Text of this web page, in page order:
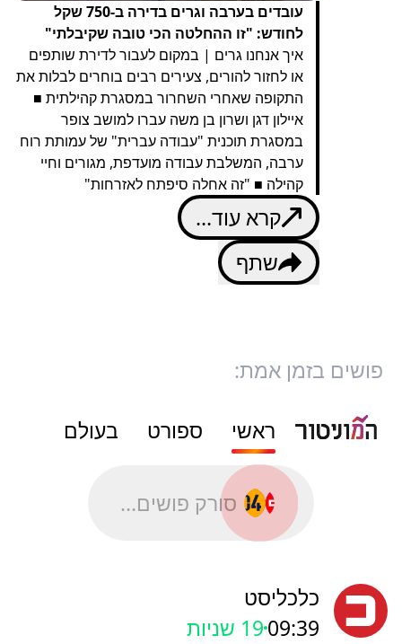
עובדים בערבה וגרים בדירה ב-750 שקל
לחודש: "זו ההחלטה הכי טובה שקיבלתי"
איך אנחנו גרים | במקום לעבור לדירת שותפים
או לחזור להורים, צעירים רבים בוחרים לבלות את
התקופה שאחרי השחרור במסגרת קהילתית ■
איילון דגן ושרון בן משה עברו למושב צופר
במסגרת תוכנית "עבודה עברית" של עמותת רוח
ערבה, המשלבת עבודה מועדפת, מגורים וחיי
קהילה ■ "זה אחלה סיפתח לאזרחות"
קרא עוד...
שתף
פושים בזמן אמת:
ראשי ספורט בעולם
סורק פושים...
כלכליסט
09:3920 שניות